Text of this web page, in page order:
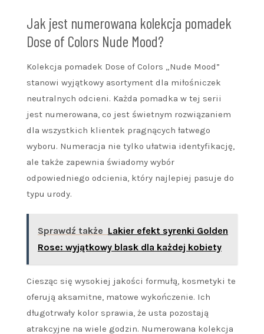
Jak jest numerowana kolekcja pomadek
Dose of Colors Nude Mood?
Kolekcja pomadek Dose of Colors „Nude Mood”
stanowi wyjątkowy asortyment dla miłośniczek
neutralnych odcieni. Każda pomadka w tej serii
jest numerowana, co jest świetnym rozwiązaniem
dla wszystkich klientek pragnących łatwego
wyboru. Numeracja nie tylko ułatwia identyfikację,
ale także zapewnia świadomy wybór
odpowiedniego odcienia, który najlepiej pasuje do
typu urody.
Sprawdź także Lakier efekt syrenki Golden
Rose: wyjątkowy blask dla każdej kobiety
Ciesząc się wysokiej jakości formułą, kosmetyki te
oferują aksamitne, matowe wykończenie. Ich
długotrwały kolor sprawia, że usta pozostają
atrakcyjne na wiele godzin. Numerowana kolekcja